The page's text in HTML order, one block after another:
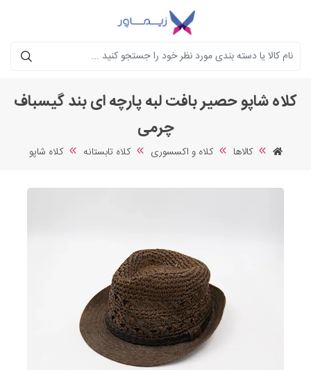
جستجو
کلاه شاپو حصیر بافت لبه پارچه ای بند گیسباف
چرمی
کالاها کلاه و اکسسوری کلاه تابستانه کلاه شاپو